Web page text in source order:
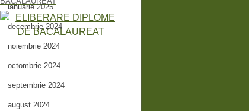
ianuarie 2025
decembrie 2024
noiembrie 2024
octombrie 2024
septembrie 2024
august 2024